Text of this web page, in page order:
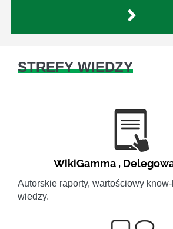
STREFY WIEDZY
WikiGamma ,
Autorskie raporty, wartościowy know-
wiedzy.